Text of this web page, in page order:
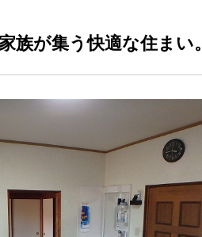
族が集う快適な住まい。